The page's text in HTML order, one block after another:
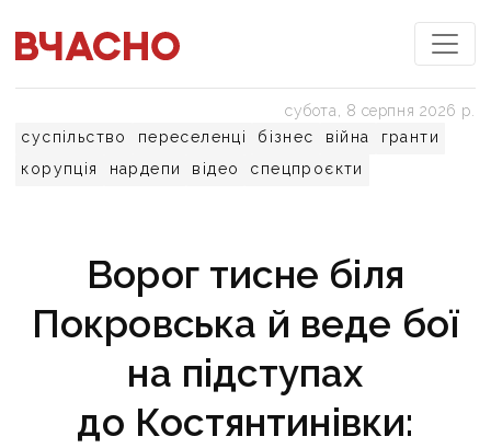
суспільство переселенці бізнес війна
гранти
корупція
нардепи відео спецпроєкти
субота, 8 серпня 2026 р.
Ворог тисне біля
Покровська й веде бої
на підступах
до Костянтинівки: